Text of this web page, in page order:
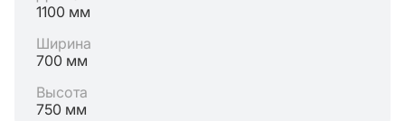
1100 мм
Ширина
700 мм
Высота
750 мм